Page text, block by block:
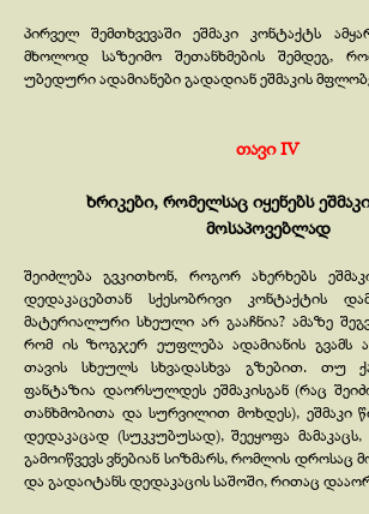
პირველ შემთხვევაში ეშმაკი კონტაქტს
მხოლოდ საზეიმო შეთანხმების შემდეგ,
უბედური ადამიანები გადადიან ეშმაკის
თავი IV
ხრიკები, რომელსაც იყენებს
მოსაპოვებლად
შეიძლება გვკითხონ, როგორ ახერხებს
დედაკაცებთან სქესობრივი კონტაქტის
მატერიალური სხეული არ გააჩნია? ამაზე
რომ ის ზოგჯერ ეუფლება ადამიანის გვამს
თავის სხეულს სხვადასხვა გზებით. თუ
ფანტაზია დაორსულდეს ეშმაკისგან (რაც
თანხმობითა და სურვილით მოხდეს), ეშმაკი
დედაკაცად (სუკკუბუსად), შეეყოფა მამაკაცს,
გამოიწვევს ვნებიან სიზმარს, რომლის დროსაც
და გადაიტანს დედაკაცის საშოში, რითაც